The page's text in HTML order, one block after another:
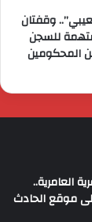
وقفتان
متهمة للسجن
المحكومين
العامرية..
موقع الحادث